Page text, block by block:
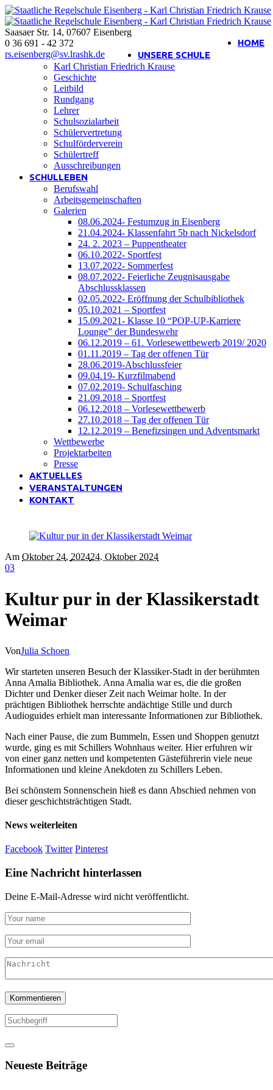
Saasaer Str. 14, 07607 Eisenberg
0 36 691 - 42 372
rs.eisenberg@sv.lrashk.de
HOME
UNSERE SCHULE
Karl Christian Friedrich Krause
Geschichte
Leitbild
Rundgang
Lehrer
Schulsozialarbeit
Schülervertretung
Schulförderverein
Schülertreff
Ausschreibungen
SCHULLEBEN
Berufswahl
Arbeitsgemeinschaften
Galerien
08.06.2024- Festumzug in Eisenberg
21.04.2024- Klassenfahrt 5b nach Nickelsdorf
24. 2. 2023 – Puppentheater
06.10.2022- Sportfest
13.07.2022- Sommerfest
08.07.2022- Feierliche Zeugnisausgabe
Abschlussklassen
02.05.2022- Eröffnung der Schulbibliothek
05.10.2021 – Sportfest
15.09.2021- Klasse 10 “POP-UP-Karriere
Lounge” der Bundeswehr
06.12.2019 – 61. Vorlesewettbewerb 2019/ 2020
01.11.2019 – Tag der offenen Tür
28.06.2019-Abschlussfeier
09.04.19- Kurzfilmabend
07.02.2019- Schulfasching
21.09.2018 – Sportfest
06.12.2018 – Vorlesewettbewerb
27.10.2018 – Tag der offenen Tür
12.12.2019 – Benefizsingen und Adventsmarkt
Wettbewerbe
Projektarbeiten
Presse
AKTUELLES
VERANSTALTUNGEN
KONTAKT
Am Oktober 24, 202424. Oktober 2024
03
Kultur pur in der Klassikerstadt
Weimar
VonJulia Schoen
Wir starteten unseren Besuch der Klassiker-Stadt in der berühmten
Anna Amalia Bibliothek. Anna Amalia war es, die die großen
Dichter und Denker dieser Zeit nach Weimar holte. In der
prächtigen Bibliothek herrschte andächtige Stille und durch
Audioguides erhielt man interessante Informationen zur Bibliothek.
Nach einer Pause, die zum Bummeln, Essen und Shoppen genutzt
wurde, ging es mit Schillers Wohnhaus weiter. Hier erfuhren wir
von einer ganz netten und kompetenten Gästeführerin viele neue
Informationen und kleine Anekdoten zu Schillers Leben.
Bei schönstem Sonnenschein hieß es dann Abschied nehmen von
dieser geschichtsträchtigen Stadt.
News weiterleiten
Facebook Twitter Pinterest
Eine Nachricht hinterlassen
Deine E-Mail-Adresse wird nicht veröffentlicht.
Neueste Beiträge